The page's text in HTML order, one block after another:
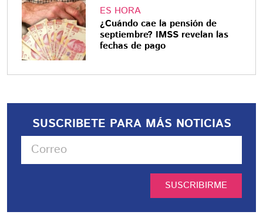
ES HORA
¿Cuándo cae la pensión de
septiembre? IMSS revelan las
fechas de pago
SUSCRIBETE PARA MÁS NOTICIAS
SUSCRIBIRME